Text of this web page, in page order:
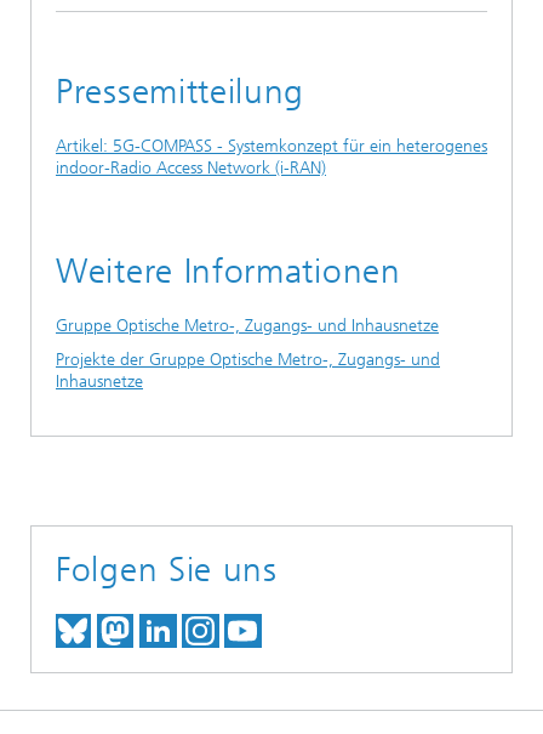
Pressemitteilung
Artikel: 5G-COMPASS - Systemkonzept für ein heterogenes
indoor-Radio Access Network (i-RAN)
Weitere Informationen
Gruppe Optische Metro-, Zugangs- und Inhausnetze
Projekte der Gruppe Optische Metro-, Zugangs- und
Inhausnetze
Folgen Sie uns
TREFFEN SIE UNS AUF BLUESKY
TREFFEN SIE UNS AUF
TREFFEN SIE UNS BEI
BESUCHEN SIE UNSER
UNSER VIDEO-